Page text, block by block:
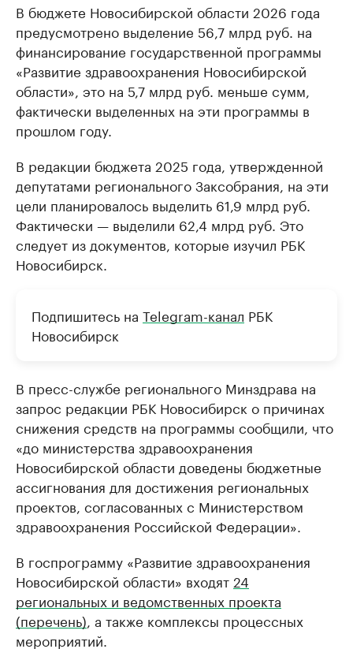
В бюджете Новосибирской области 2026 года
предусмотрено выделение 56,7 млрд руб. на
финансирование государственной программы
«Развитие здравоохранения Новосибирской
области», это на 5,7 млрд руб. меньше сумм,
фактически выделенных на эти программы в
прошлом году.
В редакции бюджета 2025 года, утвержденной
депутатами регионального Заксобрания, на эти
цели планировалось выделить 61,9 млрд руб.
Фактически — выделили 62,4 млрд руб. Это
следует из документов, которые изучил РБК
Новосибирск.
Подпишитесь на Telegram-канал РБК
Новосибирск
В пресс-службе регионального Минздрава на
запрос редакции РБК Новосибирск о причинах
снижения средств на программы сообщили, что
«до министерства здравоохранения
Новосибирской области доведены бюджетные
ассигнования для достижения региональных
проектов, согласованных с Министерством
здравоохранения Российской Федерации».
В госпрограмму «Развитие здравоохранения
Новосибирской области» входят 24
региональных и ведомственных проекта
(перечень), а также комплексы процессных
мероприятий.